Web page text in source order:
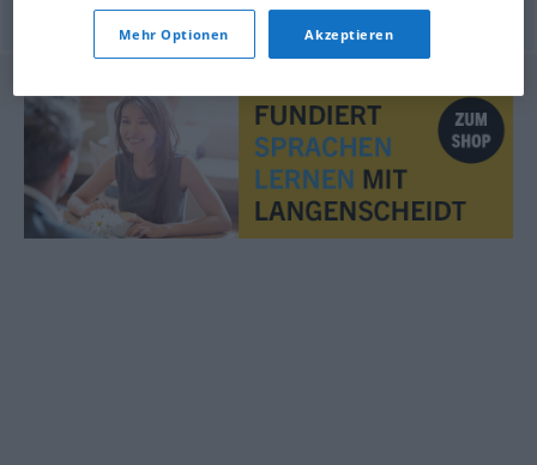
© OpenThesaurus.de
Mehr Optionen Akzeptieren